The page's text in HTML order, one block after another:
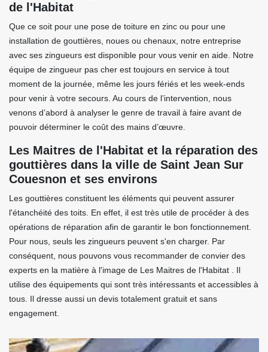
de l'Habitat
Que ce soit pour une pose de toiture en zinc ou pour une
installation de gouttières, noues ou chenaux, notre entreprise
avec ses zingueurs est disponible pour vous venir en aide. Notre
équipe de zingueur pas cher est toujours en service à tout
moment de la journée, même les jours fériés et les week-ends
pour venir à votre secours. Au cours de l’intervention, nous
venons d’abord à analyser le genre de travail à faire avant de
pouvoir déterminer le coût des mains d’œuvre.
Les Maitres de l'Habitat et la réparation des
gouttières dans la ville de Saint Jean Sur
Couesnon et ses environs
Les gouttières constituent les éléments qui peuvent assurer
l'étanchéité des toits. En effet, il est très utile de procéder à des
opérations de réparation afin de garantir le bon fonctionnement.
Pour nous, seuls les zingueurs peuvent s'en charger. Par
conséquent, nous pouvons vous recommander de convier des
experts en la matière à l'image de Les Maitres de l'Habitat . Il
utilise des équipements qui sont très intéressants et accessibles à
tous. Il dresse aussi un devis totalement gratuit et sans
engagement.